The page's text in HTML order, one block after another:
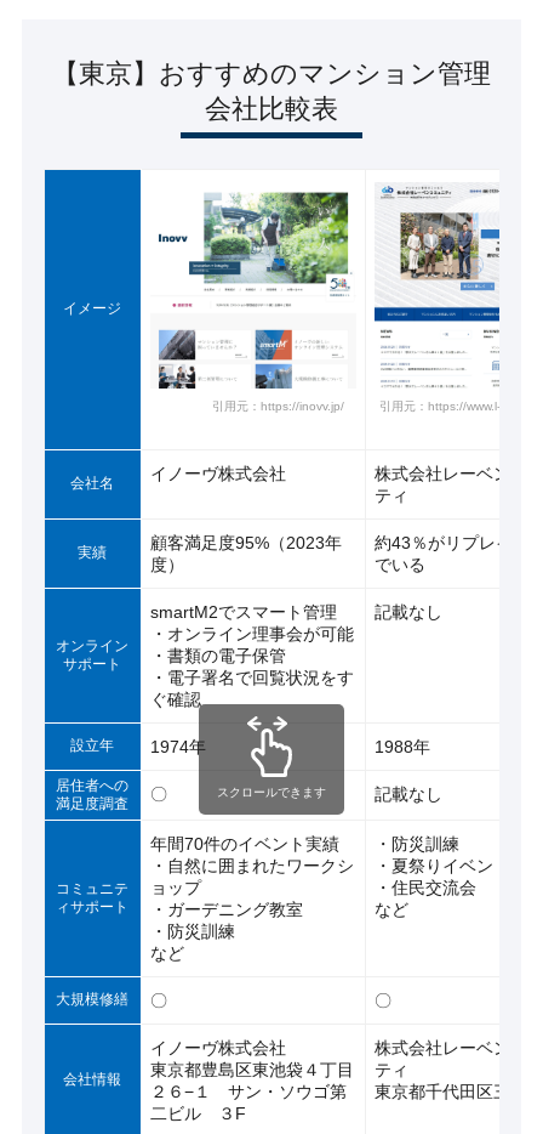
【東京】おすすめのマンション管理
会社比較表
イメージ
引用元：https://inovv.jp/ 引用元：https://www.l-
会社名 イノーヴ株式会社
株式会社レーベンコ
ティ
実績
顧客満足度95%（2023年
度）
約43％がリプレイス
でいる
オンライン
サポート
smartM2でスマート管理
・オンライン理事会が可能
・書類の電子保管
・電子署名で回覧状況をす
ぐ確認
記載なし
設立年 1974年 1988年
居住者への
満足度調査
〇 記載なし
コミュニテ
ィサポート
年間70件のイベント実績
・自然に囲まれたワークシ
ョップ
・ガーデニング教室
・防災訓練
など
・防災訓練
・夏祭りイベント
・住民交流会
など
大規模修繕 〇 〇
会社情報
イノーヴ株式会社
東京都豊島区東池袋４丁目
２６−１ サン・ソウゴ第
二ビル ３F
株式会社レーベンコ
ティ
東京都千代田区三番
スクロールできます